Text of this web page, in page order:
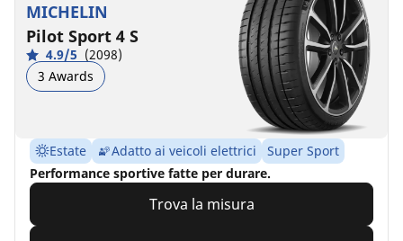
MICHELIN
Pilot Sport 4 S
4.9/5 (2098)
3 Awards
Estate Adatto ai veicoli elettrici
Super Sport
Performance sportive fatte per durare.
Trova la misura